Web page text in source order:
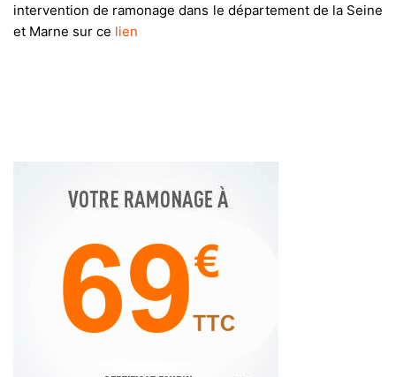
intervention de ramonage dans le département de la Seine
et Marne sur ce lien